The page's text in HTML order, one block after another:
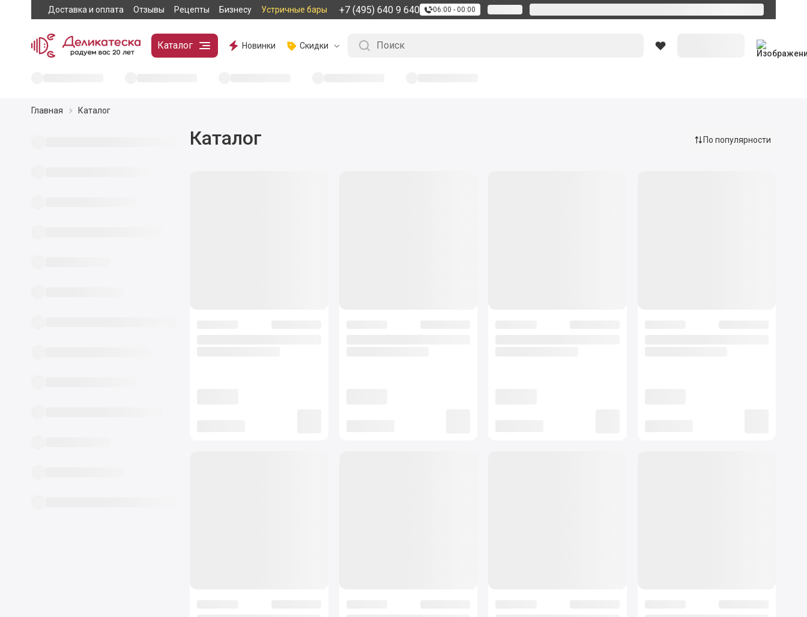
Доставка и оплата Отзывы Рецепты Бизнесу Устричные бары +7 (495) 640 9 640 06:00 - 00:00
Каталог Новинки Скидки
Главная Каталог
Каталог По популярности